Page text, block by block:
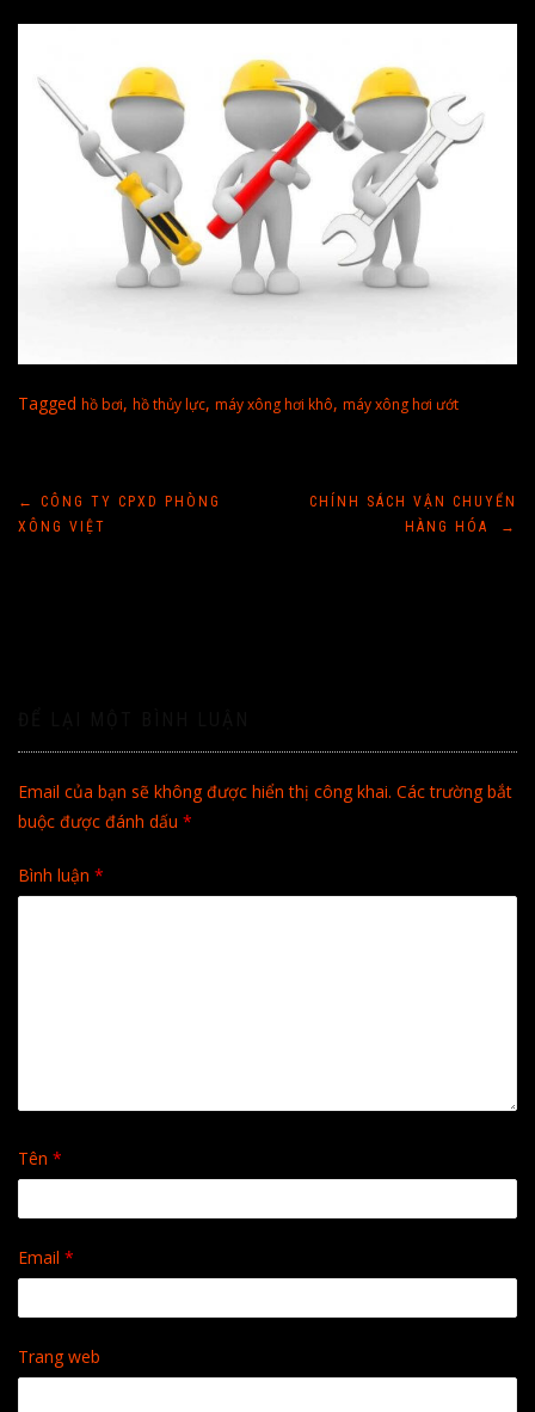
Tagged hồ bơi, hồ thủy lực, máy xông hơi khô, máy xông hơi ướt
Điều
←
CÔNG TY CPXD PHÒNG
XÔNG VIỆT
CHÍNH SÁCH VẬN CHUYỂN
HÀNG HÓA
→
Email của bạn sẽ không được hiển thị công khai. Các trường bắt
buộc được đánh dấu *
Bình luận *
Tên *
Email *
Trang web